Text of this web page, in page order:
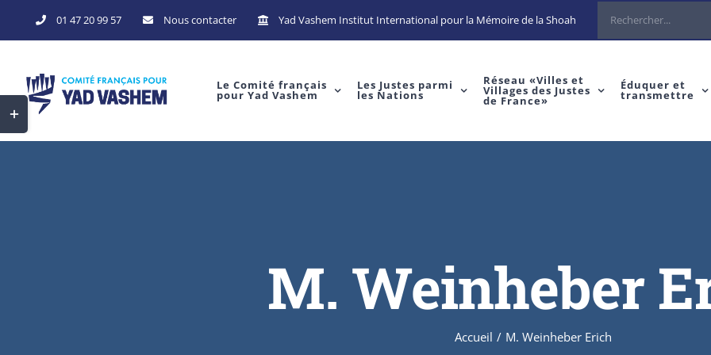
to
01 47 20 99 57 Nous contacter Yad Vashem Institut International pour la Mémoire de la Shoah Rechercher
Le Comité français
pour Yad Vashem
Les Justes parmi
les Nations
Réseau «Villes et
Villages des Justes
de France»
Éduquer et
transmettre
M. Weinheber
Accueil / M. Weinheber Erich
Toggle
Sliding